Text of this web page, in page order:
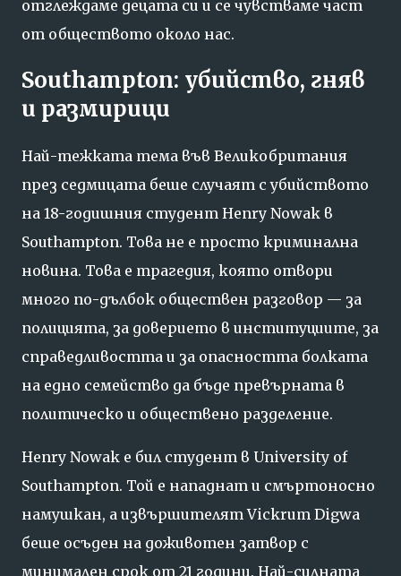
отглеждаме децата си и се чувстваме част
от обществото около нас.
Southampton: убийство, гняв
и размирици
Най-тежката тема във Великобритания
през седмицата беше случаят с убийството
на 18-годишния студент Henry Nowak в
Southampton. Това не е просто криминална
новина. Това е трагедия, която отвори
много по-дълбок обществен разговор — за
полицията, за доверието в институциите, за
справедливостта и за опасността болката
на едно семейство да бъде превърната в
политическо и обществено разделение.
Henry Nowak е бил студент в University of
Southampton. Той е нападнат и смъртоносно
намушкан, а извършителят Vickrum Digwa
беше осъден на доживотен затвор с
минимален срок от 21 години. Най-силната